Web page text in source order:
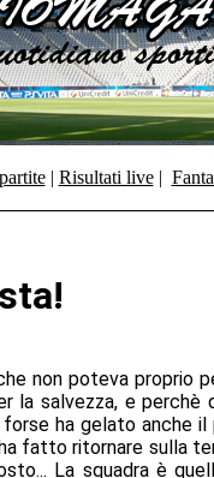
| Risultati live|
non poteva proprio
la salvezza, e perchè
forse ha gelato anche
fatto ritornare sulla
La squadra è